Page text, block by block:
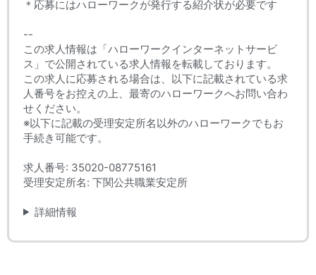
＊応募にはハローワークが発行する紹介状が必要です
--
この求人情報は「ハローワークインターネットサービ
ス」で公開されている求人情報を転載しております。
この求人に応募される場合は、以下に記載されている求
人番号をお控えの上、最寄のハローワークへお問い合わ
せください。
※以下に記載の受理安定所名以外のハローワークでもお
手続き可能です。
求人番号: 35020-08775161
受理安定所名: 下関公共職業安定所
詳細情報